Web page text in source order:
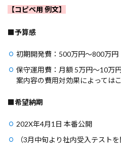
【コピペ用 例文】
■予算感
初期開発費：500万円〜800万円
保守運用費：月額 5万円〜10万
案内容の費用対効果によっては
■希望納期
202X年4月1日 本番公開
（3月中旬より社内受入テストを